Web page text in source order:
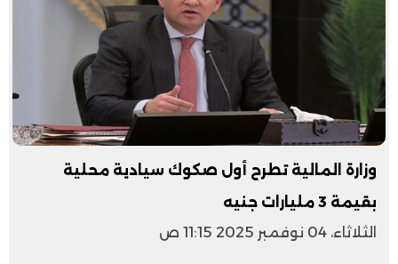
وزارة المالية تطرح أول صكوك سيادية محلية
بقيمة 3 مليارات جنيه
الثلاثاء، 04 نوفمبر 2025 11:15 ص